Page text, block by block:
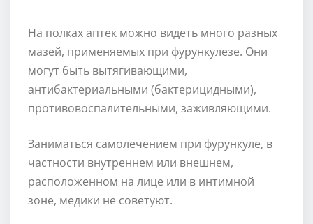
На полках аптек можно видеть много разных
мазей, применяемых при фурункулезе. Они
могут быть вытягивающими,
антибактериальными (бактерицидными),
противовоспалительными, заживляющими.
Заниматься самолечением при фурункуле, в
частности внутреннем или внешнем,
расположенном на лице или в интимной
зоне, медики не советуют.